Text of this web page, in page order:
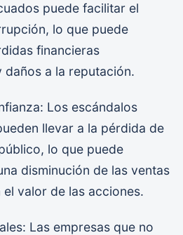
puede facilitar el
lo que puede
financieras
daños a la reputación.
Los escándalos
llevar a la pérdida de
lo que puede
disminución de las ventas
el valor de las acciones.
Las empresas que no